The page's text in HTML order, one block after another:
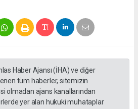
Haber Ajansı (İHA) ve diğer
tüm haberler, sitemizin
olmadan ajans kanallarından
yer alan hukuki muhataplar